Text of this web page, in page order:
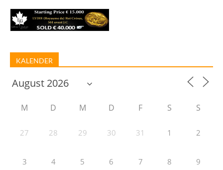
KALENDER
M D M D F S S
27 28 29 30 31 1 2
3 4 5 6 7 8 9